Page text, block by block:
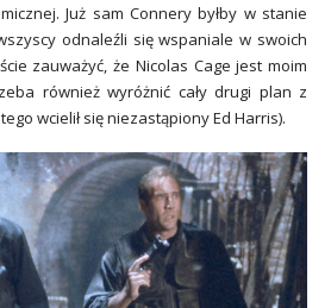
Już sam Connery byłby w stanie
odnaleźli się wspaniale w swoich
zauważyć, że Nicolas Cage jest moim
również wyróżnić cały drugi plan z
wcielił się niezastąpiony Ed Harris).